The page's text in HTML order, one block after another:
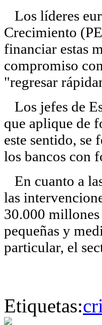
Los líderes
Crecimiento
financiar estas
compromiso
"regresar
Los jefes de
que aplique de
este sentido, se
los bancos con
En cuanto a
las
30.000 millones
pequeñas y
particular, el
Etiquetas: